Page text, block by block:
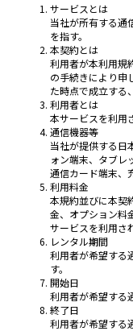
サービスとは
当社が所有する通
を指す。
本契約とは
利用者が本利用規
の手続きにより申
た時点で成立する
利用者とは
本サービスを利用
通信機器等
当社が提供する日
ォン端末、タブレ
通信カード端末、
利用料金
本規約並びに本契
金、オプション料
サービスを利用さ
レンタル期間
利用者が希望する
す。
開始日
利用者が希望する
終了日
利用者が希望する